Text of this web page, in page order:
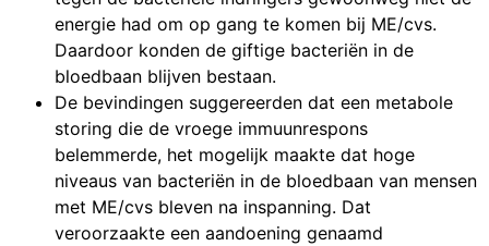
energie had om op gang te komen bij ME/cvs.
Daardoor konden de giftige bacteriën in de
bloedbaan blijven bestaan.
De bevindingen suggereerden dat een metabole
storing die de vroege immuunrespons
belemmerde, het mogelijk maakte dat hoge
niveaus van bacteriën in de bloedbaan van mensen
met ME/cvs bleven na inspanning. Dat
veroorzaakte een aandoening genaamd